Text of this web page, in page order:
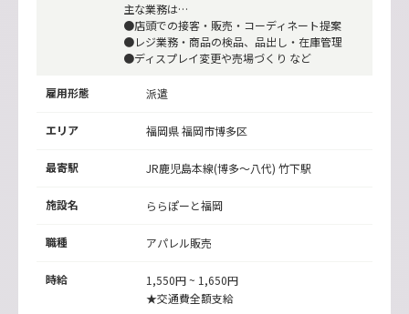
主な業務は…
●店頭での接客・販売・コーディネート提案
●レジ業務・商品の検品、品出し・在庫管理
●ディスプレイ変更や売場づくり など
雇用形態 派遣
エリア 福岡県 福岡市博多区
最寄駅 JR鹿児島本線(博多～八代)竹下駅
施設名 ららぽーと福岡
職種 アパレル販売
時給
1,550円 ~ 1,650円
★交通費全額支給